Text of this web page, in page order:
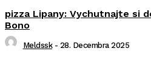
pizza Lipany: Vychutnajte si
Bono
Meldssk - 28. Decembra 2025